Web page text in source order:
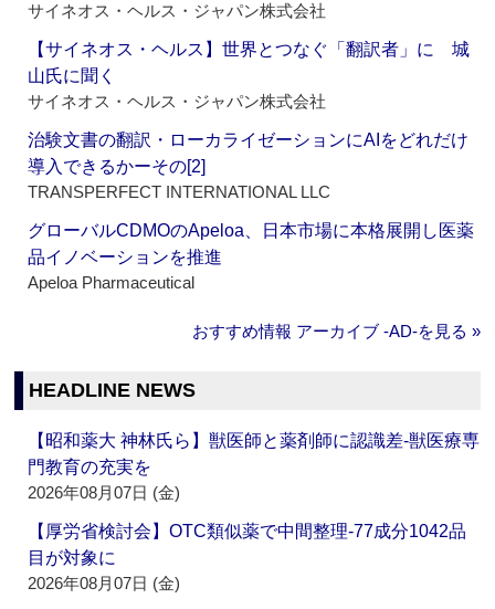
サイネオス・ヘルス・ジャパン株式会社
【サイネオス・ヘルス】世界とつなぐ「翻訳者」に 城
山氏に聞く
サイネオス・ヘルス・ジャパン株式会社
治験文書の翻訳・ローカライゼーションにAIをどれだけ
導入できるかーその[2]
TRANSPERFECT INTERNATIONAL LLC
グローバルCDMOのApeloa、日本市場に本格展開し医薬
品イノベーションを推進
Apeloa Pharmaceutical
おすすめ情報 アーカイブ ‐AD‐を見る »
HEADLINE NEWS
【昭和薬大 神林氏ら】獣医師と薬剤師に認識差‐獣医療専
門教育の充実を
2026年08月07日 (金)
【厚労省検討会】OTC類似薬で中間整理‐77成分1042品
目が対象に
2026年08月07日 (金)